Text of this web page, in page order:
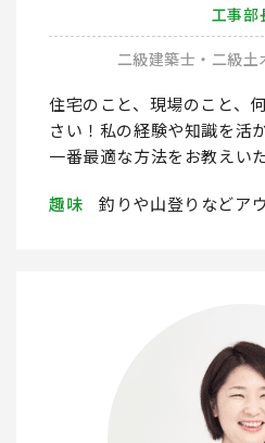
工事部
二級建築士・二級土
住宅のこと、現場のこと、
さい！私の経験や知識を活
一番最適な方法をお教えい
趣味 釣りや山登りなどア